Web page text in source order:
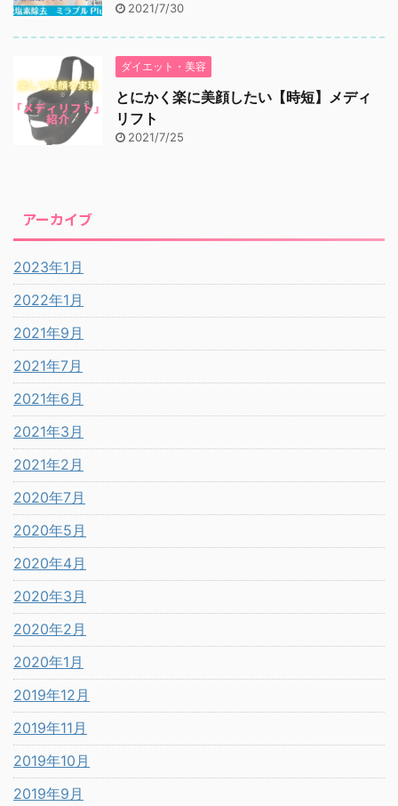
2021/7/30
ダイエット・美容
とにかく楽に美顔したい【時短】メディ
リフト
2021/7/25
アーカイブ
2023年1月
2022年1月
2021年9月
2021年7月
2021年6月
2021年3月
2021年2月
2020年7月
2020年5月
2020年4月
2020年3月
2020年2月
2020年1月
2019年12月
2019年11月
2019年10月
2019年9月